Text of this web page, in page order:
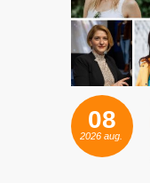
08
2026 aug.